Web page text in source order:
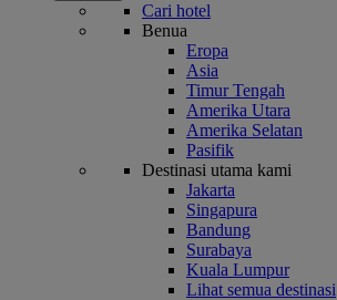
Cari hotel
Benua
Eropa
Asia
Timur Tengah
Amerika Utara
Amerika Selatan
Pasifik
Destinasi utama kami
Jakarta
Singapura
Bandung
Surabaya
Kuala Lumpur
Lihat semua destinasi